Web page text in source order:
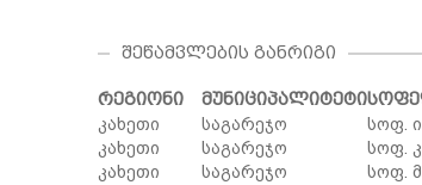
ᲨᲔᲬᲐᲛᲕᲚᲔᲑᲘᲡ ᲒᲐᲜᲠᲘᲒᲘ
რეგიონი მუნიციპალიტეტი
კახეთი საგარეჯო სოფ.
კახეთი
საგარეჯო სოფ.
კახეთი
საგარეჯო სოფ.